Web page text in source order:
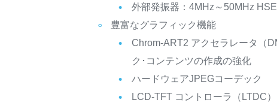
外部発振器：4MHz～50MHz
豊富なグラフィック機能
Chrom-ART2 アクセラレータ（
ク･コンテンツの作成の強化
ハードウェアJPEGコーデック
LCD-TFT コントローラ（LTDC）